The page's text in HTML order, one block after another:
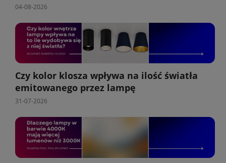
04-08-2026
Czy kolor klosza wpływa na ilość światła
emitowanego przez lampę
31-07-2026